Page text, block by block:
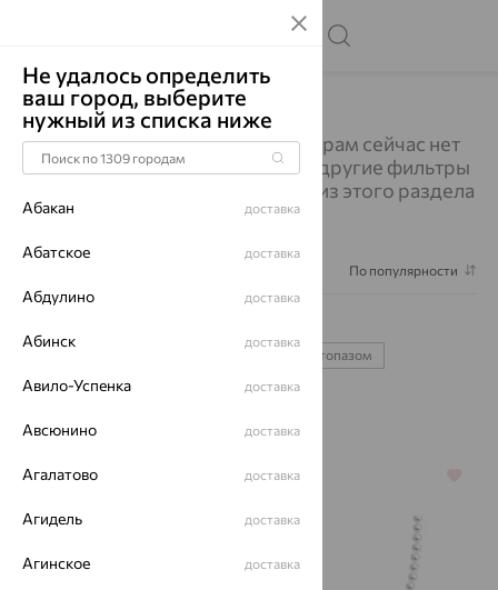
Главная Каталог Колье Колье
Изделий по выбранным фильтрам сейчас нет
в наличии. Вы можете выбрать другие фильтры
или посмотреть все украшения из этого раздела
По популярности
с топазом
с бриллиантом
64% 64%
Не удалось определить
ваш город, выберите
нужный из списка ниже
Абакан доставка
Абатское доставка
Абдулино доставка
Абинск доставка
Авило-Успенка доставка
Авсюнино доставка
Агалатово доставка
Агидель доставка
Агинское доставка